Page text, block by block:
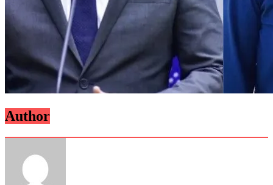
Author